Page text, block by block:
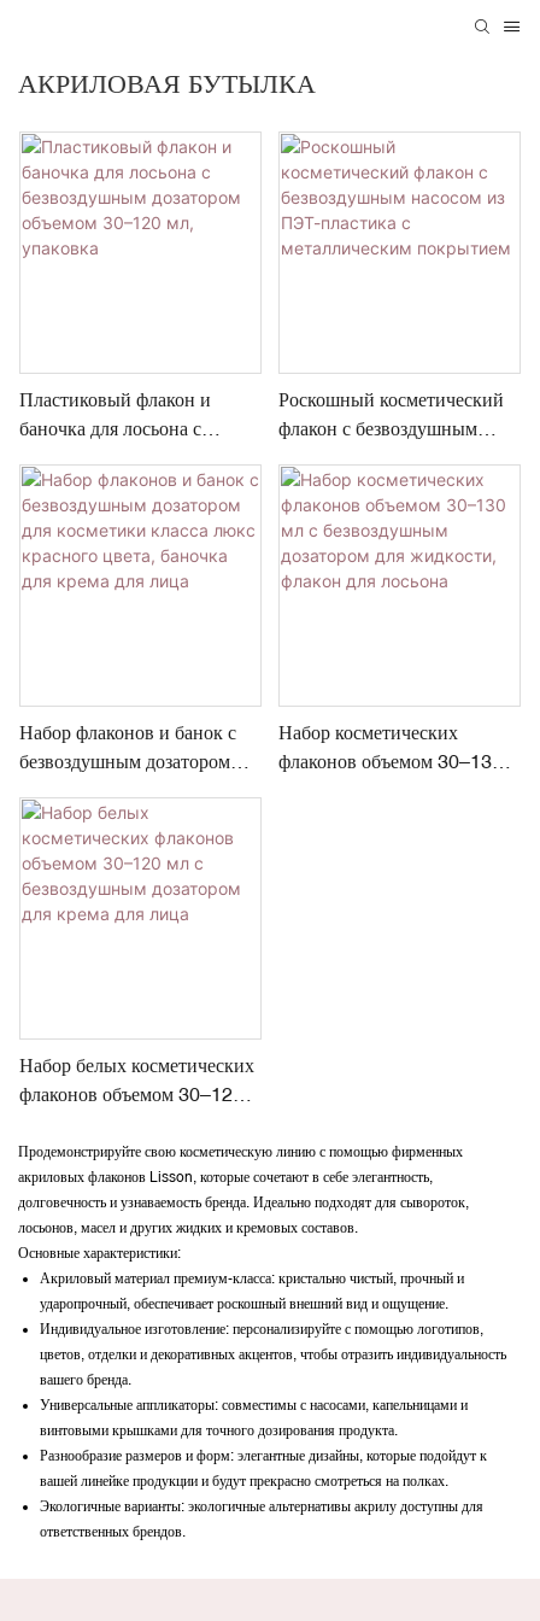
АКРИЛОВАЯ БУТЫЛКА
Пластиковый флакон и
баночка для лосьона с
объемом 30–120 мл,
упаковка
Роскошный косметический
флакон с безвоздушным
металлическим покрытием
Набор флаконов и банок с
безвоздушным дозатором
красного цвета, баночка для
крема для лица
Набор косметических
флаконов объемом 30–130
Набор белых косметических
флаконов объемом 30–120
дозатором для крема для
лица
Продемонстрируйте свою косметическую линию с помощью фирменных
акриловых флаконов Lisson, которые сочетают в себе элегантность,
долговечность и узнаваемость бренда. Идеально подходят для сывороток,
лосьонов, масел и других жидких и кремовых составов.
Основные характеристики:
Акриловый материал премиум-класса: кристально чистый, прочный и
ударопрочный, обеспечивает роскошный внешний вид и ощущение.
Индивидуальное изготовление: персонализируйте с помощью логотипов,
цветов, отделки и декоративных акцентов, чтобы отразить индивидуальность
вашего бренда.
Универсальные аппликаторы: совместимы с насосами, капельницами и
винтовыми крышками для точного дозирования продукта.
Разнообразие размеров и форм: элегантные дизайны, которые подойдут к
вашей линейке продукции и будут прекрасно смотреться на полках.
Экологичные варианты: экологичные альтернативы акрилу доступны для
ответственных брендов.